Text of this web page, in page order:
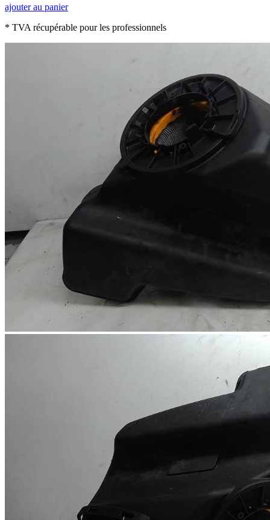
ajouter au panier
* TVA récupérable pour les professionnels